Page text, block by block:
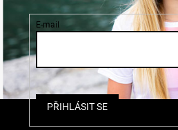
E-mail
PŘIHLÁSIT SE